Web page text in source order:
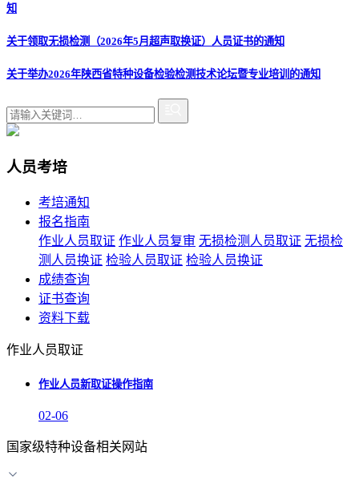
知
关于领取无损检测（2026年5月超声取换证）人员证书的通知
关于举办2026年陕西省特种设备检验检测技术论坛暨专业培训的通知
人员考培
考培通知
报名指南
作业人员取证 作业人员复审 无损检测人员取证 无损检
测人员换证 检验人员取证 检验人员换证
成绩查询
证书查询
资料下载
作业人员取证
作业人员新取证操作指南
02-06
国家级特种设备相关网站